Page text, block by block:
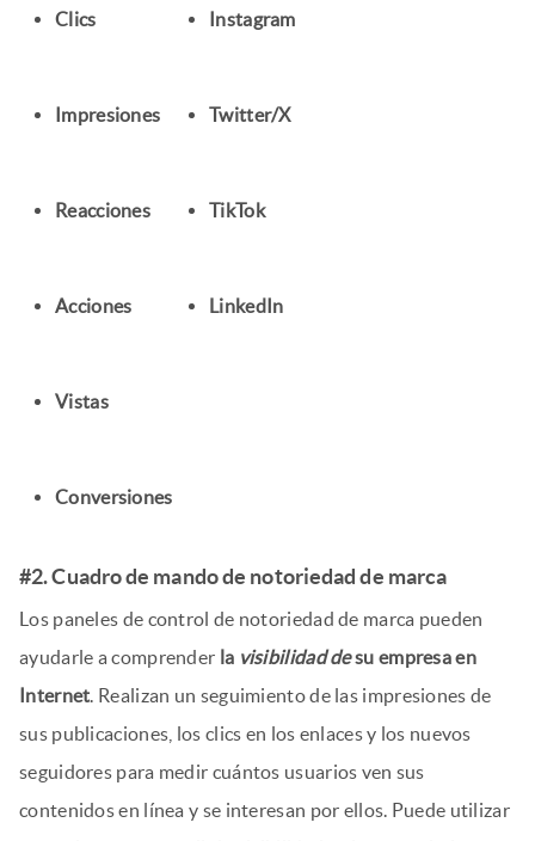
Clics
Impresiones
Reacciones
Acciones
Vistas
Conversiones
Instagram
Twitter/X
TikTok
LinkedIn
#2. Cuadro de mando de notoriedad de marca
Los paneles de control de notoriedad de marca pueden
ayudarle a comprender la visibilidad desu empresa en
Internet. Realizan un seguimiento de las impresiones de
sus publicaciones, los clics en los enlaces y los nuevos
seguidores para medir cuántos usuarios ven sus
contenidos en línea y se interesan por ellos. Puede utilizar